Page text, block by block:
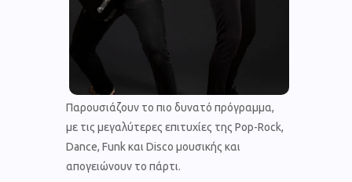
Παρουσιάζουν το πιο δυνατό πρόγραμμα,
με τις μεγαλύτερες επιτυχίες της Pop-Rock,
Dance, Funk και Disco μουσικής και
απογειώνουν το πάρτι.